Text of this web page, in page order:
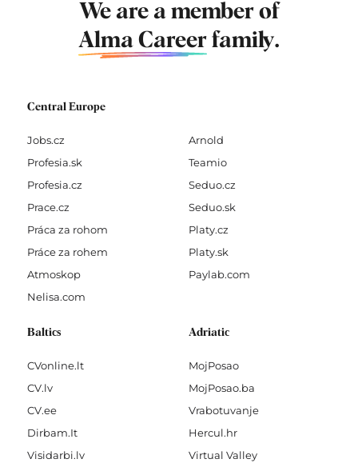
We are a member of
Alma Career family.
Central Europe
Jobs.cz
Profesia.sk
Profesia.cz
Prace.cz
Práca za rohom
Práce za rohem
Atmoskop
Nelisa.com
Arnold
Teamio
Seduo.cz
Seduo.sk
Platy.cz
Platy.sk
Paylab.com
Baltics
CVonline.lt
CV.lv
CV.ee
Dirbam.It
Visidarbi.lv
Adriatic
MojPosao
MojPosao.ba
Vrabotuvanje
Hercul.hr
Virtual Valley